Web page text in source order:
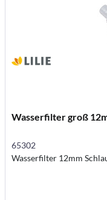
Wasserfilter groß
65302
Wasserfilter 12mm